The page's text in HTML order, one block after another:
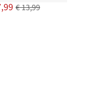
€ 13,99